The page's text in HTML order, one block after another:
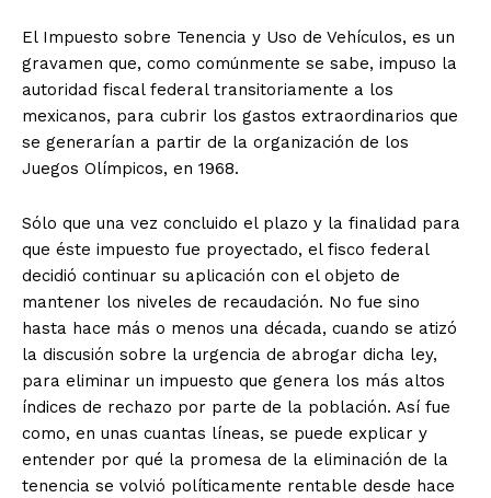
El Impuesto sobre Tenencia y Uso de Vehículos, es un
gravamen que, como comúnmente se sabe, impuso la
autoridad fiscal federal transitoriamente a los
mexicanos, para cubrir los gastos extraordinarios que
se generarían a partir de la organización de los
Juegos Olímpicos, en 1968.
Sólo que una vez concluido el plazo y la finalidad para
que éste impuesto fue proyectado, el fisco federal
decidió continuar su aplicación con el objeto de
mantener los niveles de recaudación. No fue sino
hasta hace más o menos una década, cuando se atizó
la discusión sobre la urgencia de abrogar dicha ley,
para eliminar un impuesto que genera los más altos
índices de rechazo por parte de la población. Así fue
como, en unas cuantas líneas, se puede explicar y
entender por qué la promesa de la eliminación de la
tenencia se volvió políticamente rentable desde hace